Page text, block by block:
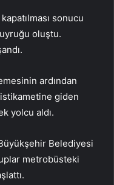
sonucu
oluştu.
ardından
giden
yolcu aldı.
Belediyesi
metrobüsteki